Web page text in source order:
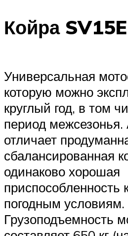
Койра SV15E
Универсальная
которую можно
круглый год, в том
период межсезонья.
отличает
сбалансированная
одинаково хорошая
погодным условиям.
Грузоподъемность